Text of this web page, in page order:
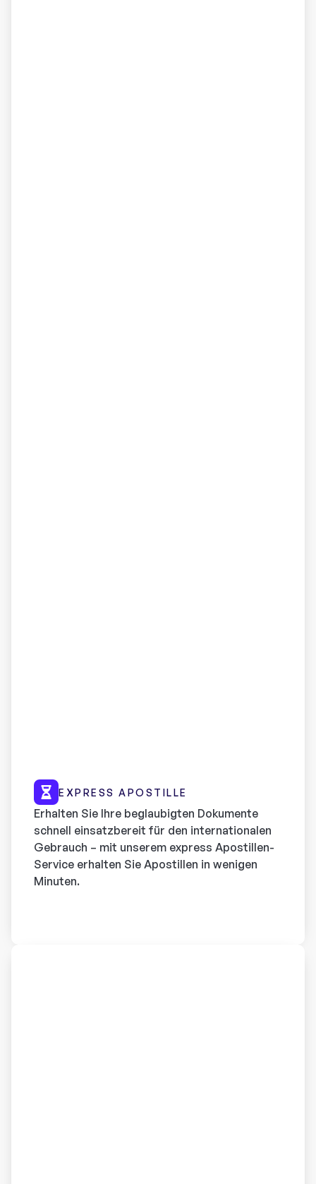
EXPRESS APOSTILLE
Erhalten Sie Ihre beglaubigten Dokumente
schnell einsatzbereit für den internationalen
Gebrauch – mit unserem express Apostillen-
Service erhalten Sie Apostillen in wenigen
Minuten.